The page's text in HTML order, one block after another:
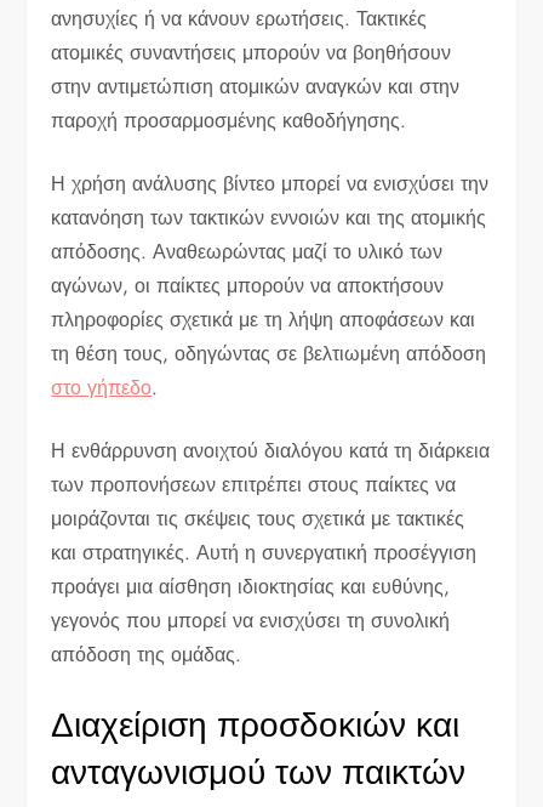
ανησυχίες ή να κάνουν ερωτήσεις. Τακτικές
ατομικές συναντήσεις μπορούν να βοηθήσουν
στην αντιμετώπιση ατομικών αναγκών και στην
παροχή προσαρμοσμένης καθοδήγησης.
Η χρήση ανάλυσης βίντεο μπορεί να ενισχύσει την
κατανόηση των τακτικών εννοιών και της ατομικής
απόδοσης. Αναθεωρώντας μαζί το υλικό των
αγώνων, οι παίκτες μπορούν να αποκτήσουν
πληροφορίες σχετικά με τη λήψη αποφάσεων και
τη θέση τους, οδηγώντας σε βελτιωμένη απόδοση
στο γήπεδο.
Η ενθάρρυνση ανοιχτού διαλόγου κατά τη διάρκεια
των προπονήσεων επιτρέπει στους παίκτες να
μοιράζονται τις σκέψεις τους σχετικά με τακτικές
και στρατηγικές. Αυτή η συνεργατική προσέγγιση
προάγει μια αίσθηση ιδιοκτησίας και ευθύνης,
γεγονός που μπορεί να ενισχύσει τη συνολική
απόδοση της ομάδας.
Διαχείριση προσδοκιών και
ανταγωνισμού των παικτών